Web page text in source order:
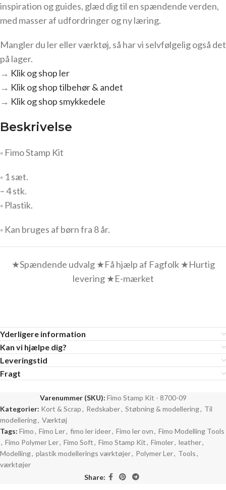
inspiration og guides, glæd dig til en spændende verden,
med masser af udfordringer og ny læring.
Mangler du ler eller værktøj, så har vi selvfølgelig også det
på lager.
→ Klik og shop ler
→ Klik og shop tilbehør & andet
→ Klik og shop smykkedele
Beskrivelse
◦ Fimo Stamp Kit
◦ 1 sæt.
– 4 stk.
◦ Plastik.
◦ Kan bruges af børn fra 8 år.
★Spændende udvalg ★Få hjælp af Fagfolk ★Hurtig
levering ★E-mærket
Yderligere information
Kan vi hjælpe dig?
Leveringstid
Fragt
Varenummer (SKU): Fimo Stamp Kit - 8700-09
Kategorier: Kort & Scrap, Redskaber, Støbning & modellering, Til
modellering, Værktøj
Tags: Fimo, Fimo Ler, fimo ler ideer, Fimo ler ovn, Fimo Modelling Tools
, Fimo Polymer Ler, Fimo Soft, Fimo Stamp Kit, Fimoler, leather,
Modelling, plastik modellerings værktøjer, Polymer Ler, Tools,
værktøjer
Share: